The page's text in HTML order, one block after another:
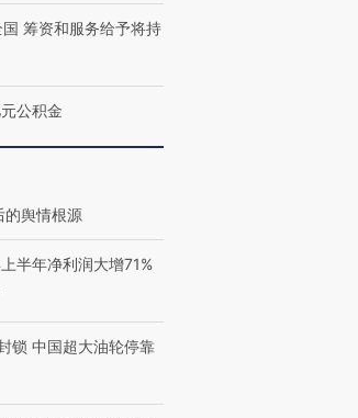
上演帽子戏法
筹资和服务给予将持
公积金
的舆情根源
半年净利润大增71%
锁 中国超大油轮停靠